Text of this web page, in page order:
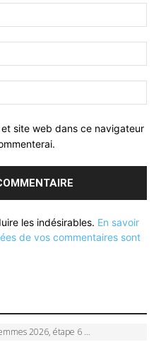
site web dans ce navigateur
les indésirables. En savoir
de vos commentaires sont
Court-Pienaar gagne à Tournon, Reusser en jaune